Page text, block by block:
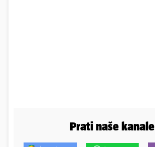
Prati naše kanale